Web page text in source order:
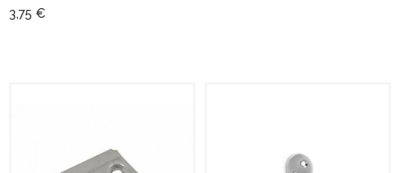
3,75 €